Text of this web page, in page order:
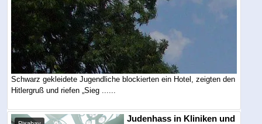
Schwarz gekleidete Jugendliche blockierten ein Hotel, zeigten den
Hitlergruß und riefen „Sieg ......
Judenhass in Kliniken und